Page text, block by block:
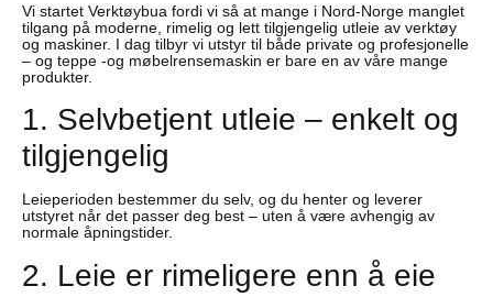
Vi startet Verktøybua fordi vi så at mange i Nord-Norge manglet
tilgang på moderne, rimelig og lett tilgjengelig utleie av verktøy
og maskiner. I dag tilbyr vi utstyr til både private og profesjonelle
– og teppe -og møbelrensemaskin er bare en av våre mange
produkter.
1. Selvbetjent utleie – enkelt og
tilgjengelig
Leieperioden bestemmer du selv, og du henter og leverer
utstyret når det passer deg best – uten å være avhengig av
normale åpningstider.
2. Leie er rimeligere enn å eie